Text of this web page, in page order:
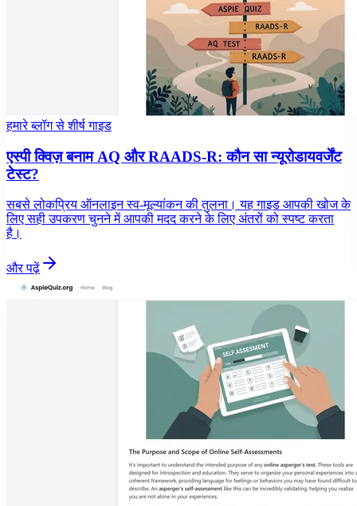
हमारे ब्लॉग से शीर्ष गाइड
एस्पी क्विज़ बनाम AQ और RAADS-R: कौन सा न्यूरोडायवर्जेंट
टेस्ट?
सबसे लोकप्रिय ऑनलाइन स्व-मूल्यांकन की तुलना। यह गाइड आपकी खोज के
लिए सही उपकरण चुनने में आपकी मदद करने के लिए अंतरों को स्पष्ट करता
है।
और पढ़ें